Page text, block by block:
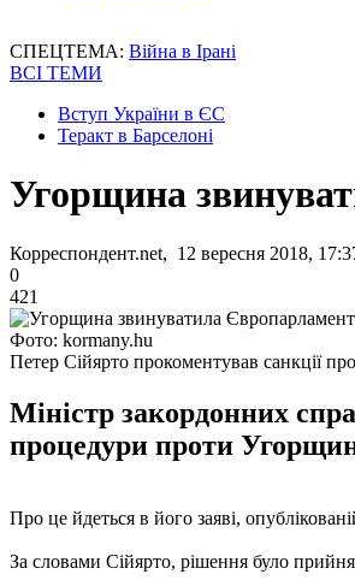
СПЕЦТЕМА: Війна в Ірані
ВСІ ТЕМИ
Вступ України в ЄС
Теракт в Барселоні
Угорщина
Корреспондент.net, 12 вересня 2018,
0
421
Фото: kormany.hu
Петер Сійярто прокоментував санкції
Міністр закордонних
процедури проти
Про це йдеться в його заяві,
За словами Сійярто, рішення було